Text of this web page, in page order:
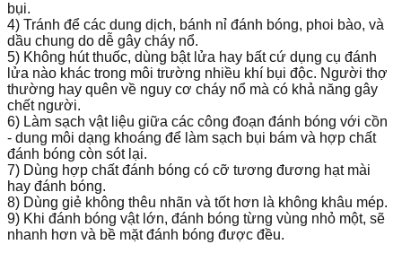
bụi.
4) Tránh để các dung dịch, bánh nỉ đánh bóng, phoi bào, và
dầu chung do dễ gây cháy nổ.
5) Không hút thuốc, dùng bật lửa hay bất cứ dụng cụ đánh
lửa nào khác trong môi trường nhiều khí bụi độc. Người thợ
thường hay quên về nguy cơ cháy nổ mà có khả năng gây
chết người.
6) Làm sạch vật liệu giữa các công đoạn đánh bóng với cồn
- dung môi dạng khoáng để làm sạch bụi bám và hợp chất
đánh bóng còn sót lại.
7) Dùng hợp chất đánh bóng có cỡ tương đương hạt mài
hay đánh bóng.
8) Dùng giẻ không thêu nhãn và tốt hơn là không khâu mép.
9) Khi đánh bóng vật lớn, đánh bóng từng vùng nhỏ một, sẽ
nhanh hơn và bề mặt đánh bóng được đều.